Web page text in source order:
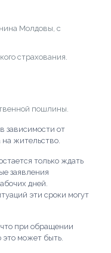
Молдовы, с
страхования.
пошлины.
зависимости от
жительство.
только ждать
заявления
дней.
эти сроки могут
при обращении
это может быть.